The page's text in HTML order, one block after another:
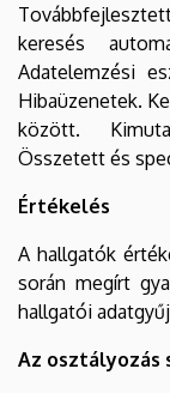
keresés
Adatelemzési
Hibaüzenetek.
között.
Összetett és
Értékelés
A hallgatók
során megírt
hallgatói
Az osztályozás